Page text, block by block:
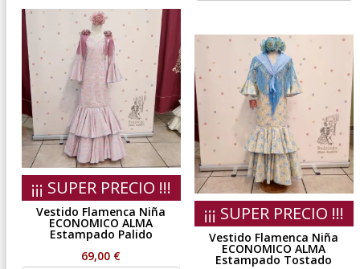
¡¡¡ SUPER PRECIO !!!
Vestido Flamenca Niña
ECONOMICO ALMA
Estampado Palido
69,00 €
¡¡¡ SUPER PRECIO !!!
Vestido Flamenca Niña
ECONOMICO ALMA
Estampado Tostado